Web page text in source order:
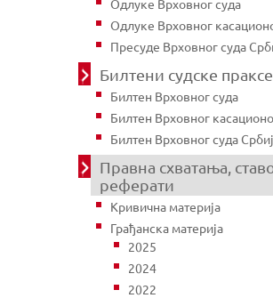
Одлуке Врховног суда
Одлуке Врховног
Пресуде Врховног суда
Билтени судске праксе
Билтен Врховног суда
Билтен Врховног
Билтен Врховног суда
Правна схватања,
реферати
Кривична материја
Грађанска материја
2025
2024
2022